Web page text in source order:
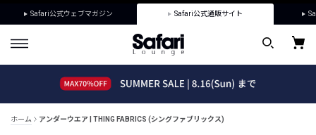
Safari公式ウェブマガジン Safari公式通販サイト
ホーム アンダーウエア | THING FABRICS (シングファブリックス)